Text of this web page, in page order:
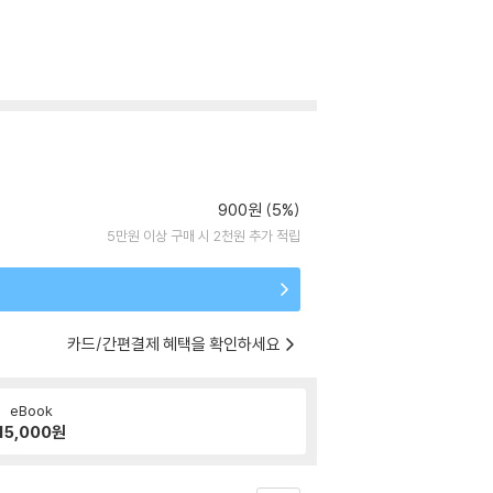
900원 (5%)
5만원 이상 구매 시 2천원 추가 적립
카드/간편결제 혜택을 확인하세요
eBook
원